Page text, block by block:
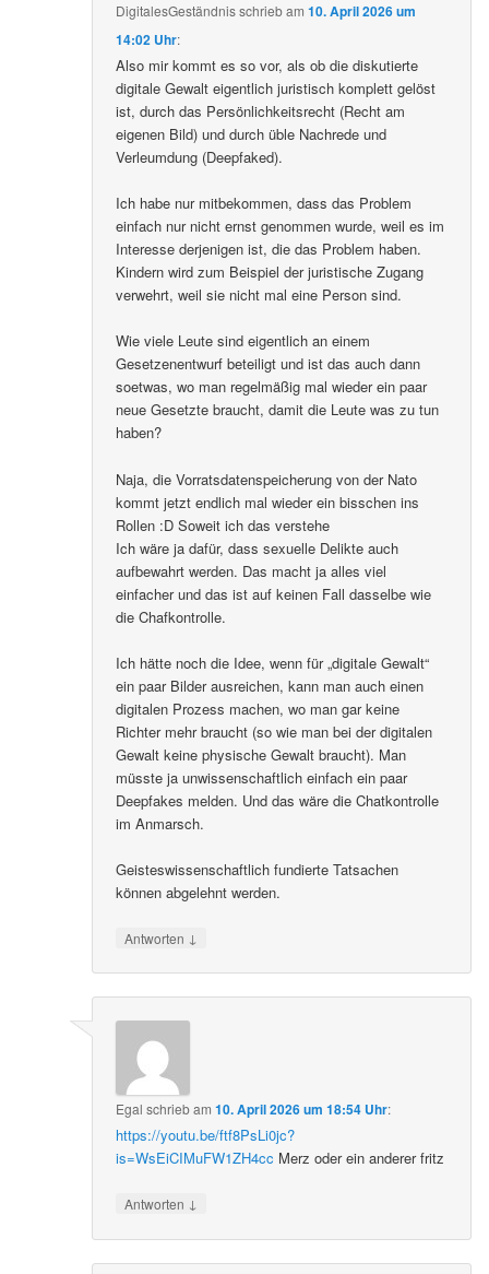
DigitalesGeständnisschriebam10. April 2026 um
14:02 Uhr:
Also mir kommt es so vor, als ob die diskutierte
digitale Gewalt eigentlich juristisch komplett gelöst
ist, durch das Persönlichkeitsrecht (Recht am
eigenen Bild) und durch üble Nachrede und
Verleumdung (Deepfaked).
Ich habe nur mitbekommen, dass das Problem
einfach nur nicht ernst genommen wurde, weil es im
Interesse derjenigen ist, die das Problem haben.
Kindern wird zum Beispiel der juristische Zugang
verwehrt, weil sie nicht mal eine Person sind.
Wie viele Leute sind eigentlich an einem
Gesetzenentwurf beteiligt und ist das auch dann
soetwas, wo man regelmäßig mal wieder ein paar
neue Gesetzte braucht, damit die Leute was zu tun
haben?
Naja, die Vorratsdatenspeicherung von der Nato
kommt jetzt endlich mal wieder ein bisschen ins
Rollen :D Soweit ich das verstehe
Ich wäre ja dafür, dass sexuelle Delikte auch
aufbewahrt werden. Das macht ja alles viel
einfacher und das ist auf keinen Fall dasselbe wie
die Chafkontrolle.
Ich hätte noch die Idee, wenn für „digitale Gewalt“
ein paar Bilder ausreichen, kann man auch einen
digitalen Prozess machen, wo man gar keine
Richter mehr braucht (so wie man bei der digitalen
Gewalt keine physische Gewalt braucht). Man
müsste ja unwissenschaftlich einfach ein paar
Deepfakes melden. Und das wäre die Chatkontrolle
im Anmarsch.
Geisteswissenschaftlich fundierte Tatsachen
können abgelehnt werden.
Antworten ↓
Egal schriebam10. April 2026 um 18:54 Uhr:
https://youtu.be/ftf8PsLi0jc?
is=WsEiCIMuFW1ZH4cc Merz oder ein anderer fritz
Antworten ↓